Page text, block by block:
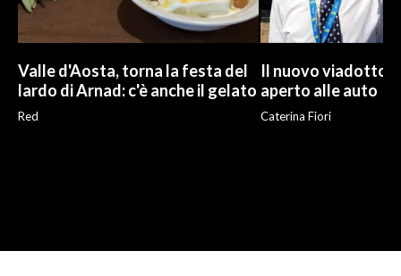
Valle d'Aosta, torna la festa del
lardo di Arnad: c'è anche il gelato
Red
Il nuovo viadotto
aperto alle auto
Caterina Fiori